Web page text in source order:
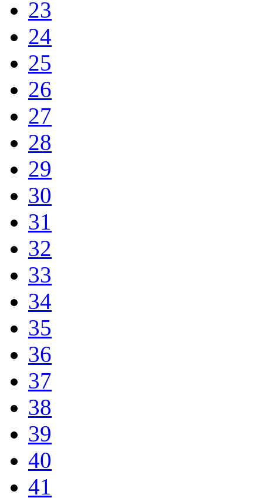
23
24
25
26
27
28
29
30
31
32
33
34
35
36
37
38
39
40
41